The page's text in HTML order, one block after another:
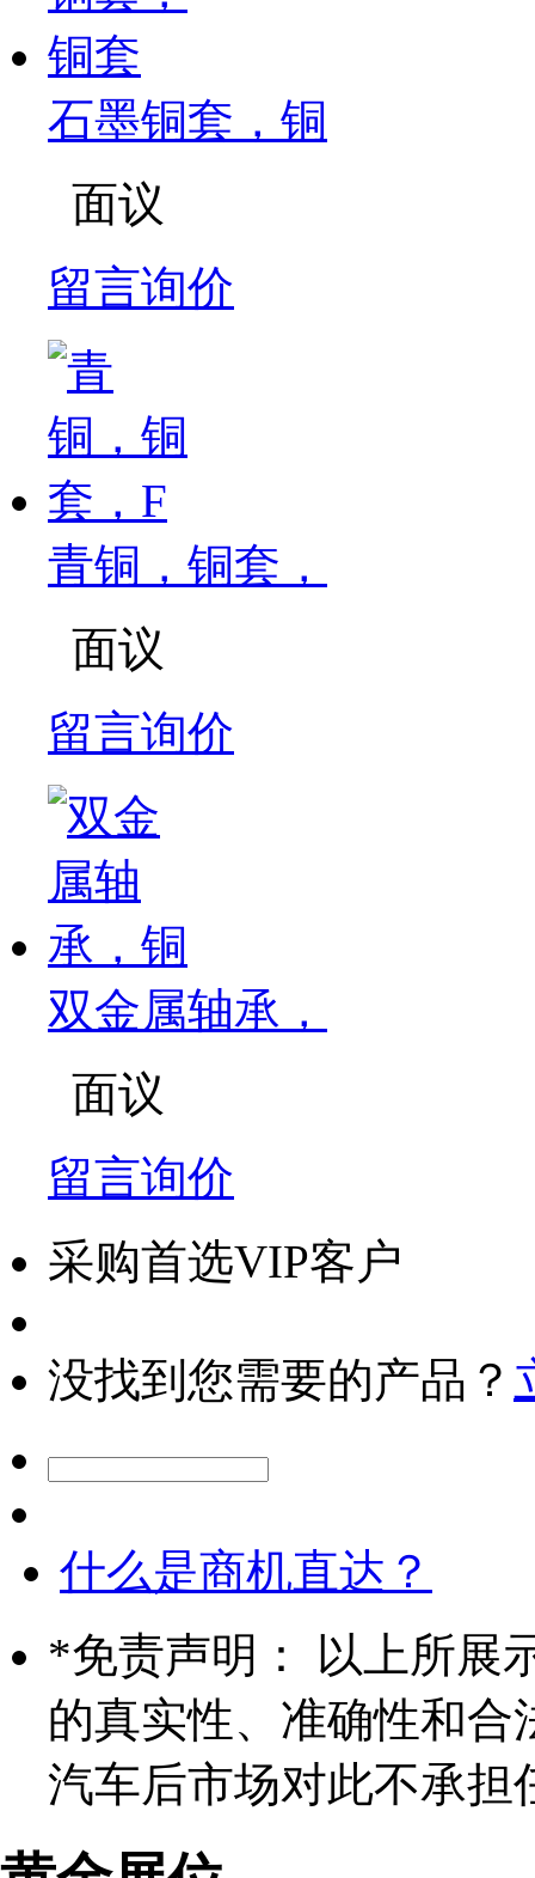
石墨铜套，铜
面议
留言询价
青铜，铜套，
面议
留言询价
双金属轴承，
面议
留言询价
采购首选VIP客户
没找到您需要的产品？
什么是商机直达？
*免责声明： 以上所展
的真实性、准确性和合
汽车后市场对此不承担